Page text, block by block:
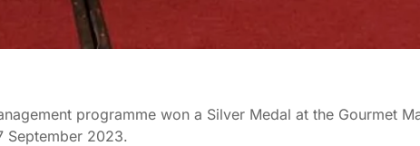
programme won a Silver Medal at the Gourmet
September 2023.